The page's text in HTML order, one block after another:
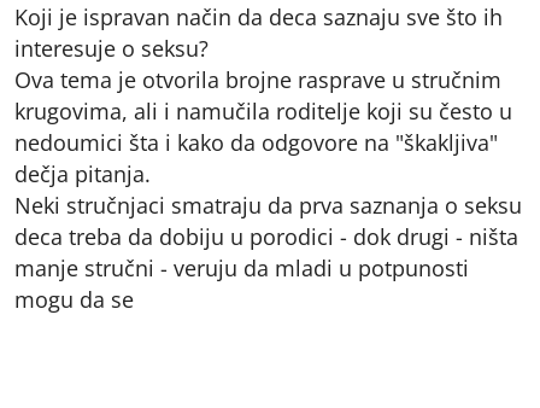
Koji je ispravan način da deca saznaju sve što ih
interesuje o seksu?
Ova tema je otvorila brojne rasprave u stručnim
krugovima, ali i namučila roditelje koji su često u
nedoumici šta i kako da odgovore na "škakljiva"
dečja pitanja.
Neki stručnjaci smatraju da prva saznanja o seksu
deca treba da dobiju u porodici - dok drugi - ništa
manje stručni - veruju da mladi u potpunosti
mogu da se